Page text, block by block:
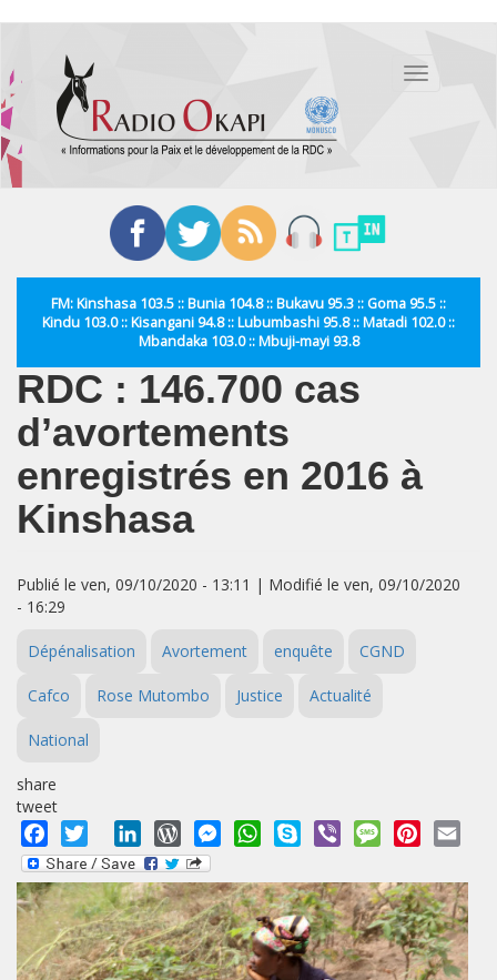
contenu
principal
Toggle
FM: Kinshasa 103.5 :: Bunia 104.8 :: Bukavu 95.3 :: Goma 95.5 ::
Kindu 103.0 :: Kisangani 94.8 :: Lubumbashi 95.8 :: Matadi 102.0 ::
Mbandaka 103.0 :: Mbuji-mayi 93.8
RDC : 146.700 cas
d’avortements
enregistrés en 2016 à
Kinshasa
Publié le ven, 09/10/2020 - 13:11 | Modifié le ven, 09/10/2020
- 16:29
Dépénalisation Avortement enquête CGND
Cafco Rose Mutombo Justice Actualité
National
share
tweet
Facebook
Twitter LinkedInWordPressMessengerWhatsApp
Skype Viber MessagePinterest